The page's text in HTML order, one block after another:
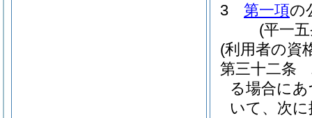
3
第一項の
(平一
(利用者の資
第三十二条
る場合に
いて、次